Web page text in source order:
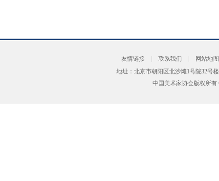
友情链接 联系我们
网站地图
地址：北京市朝阳区北沙滩1号院32号
中国美术家协会版权所有